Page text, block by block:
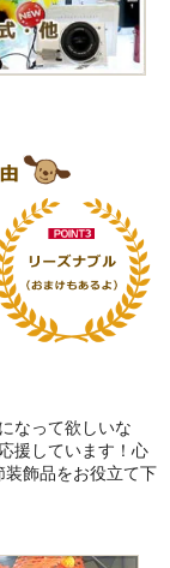
なって欲しいな
援しています！心
装飾品をお役立て下